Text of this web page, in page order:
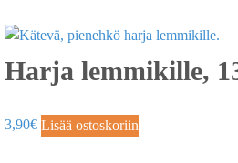
Harja lemmikille,
3,90€ Lisää ostoskoriin